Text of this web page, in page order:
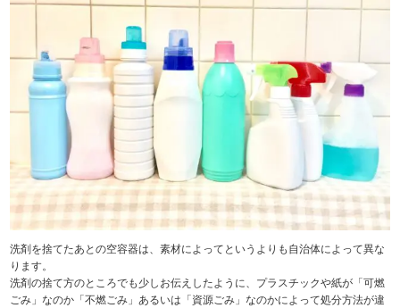
洗剤を捨てたあとの空容器は、素材によってというよりも自治体によって異な
ります。
洗剤の捨て方のところでも少しお伝えしたように、プラスチックや紙が「可燃
ごみ」なのか「不燃ごみ」あるいは「資源ごみ」なのかによって処分方法が違